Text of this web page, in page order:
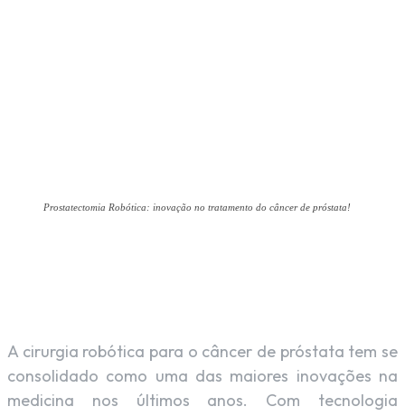
Prostatectomia Robótica: inovação no tratamento do câncer de próstata!
A cirurgia robótica para o câncer de próstata tem se
consolidado como uma das maiores inovações na
medicina nos últimos anos. Com tecnologia